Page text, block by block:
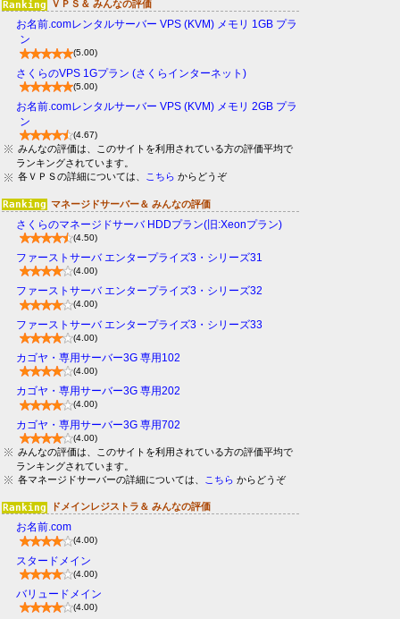
ＶＰＳ＆ みんなの評価
お名前.comレンタルサーバー VPS (KVM) メモリ 1GB プラ
ン
(5.00)
さくらのVPS 1Gプラン (さくらインターネット)
(5.00)
お名前.comレンタルサーバー VPS (KVM) メモリ 2GB プラ
ン
(4.67)
みんなの評価は、このサイトを利用されている方の評価平均で
ランキングされています。
各ＶＰＳの詳細については、 こちら からどうぞ
マネージドサーバー＆ みんなの評価
さくらのマネージドサーバ HDDプラン(旧:Xeonプラン)
(4.50)
ファーストサーバ エンタープライズ3・シリーズ31
(4.00)
ファーストサーバ エンタープライズ3・シリーズ32
(4.00)
ファーストサーバ エンタープライズ3・シリーズ33
(4.00)
カゴヤ・専用サーバー3G 専用102
(4.00)
カゴヤ・専用サーバー3G 専用202
(4.00)
カゴヤ・専用サーバー3G 専用702
(4.00)
みんなの評価は、このサイトを利用されている方の評価平均で
ランキングされています。
各マネージドサーバーの詳細については、
こちら からどうぞ
ドメインレジストラ＆ みんなの評価
お名前.com
(4.00)
スタードメイン
(4.00)
バリュードメイン
(4.00)